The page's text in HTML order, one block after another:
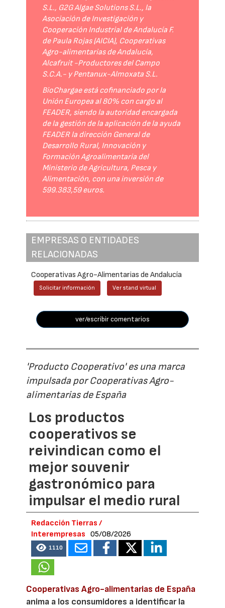
S.L., G2G Algae Solutions S.L., la
Asociación de Investigación y
Cooperación Industrial de Andalucía F.
de Paula Rojas (AICIA), Cooperativas
Agro-alimentarias de Andalucía,
Alcafruit -Productores del Campo
S.C.A.- y Pentanux-Almoxata S.L.
BioChargae está cofinanciado por la
Unión Europea al 80% con cargo al
FEADER, siendo la autoridad encargada
de la gestión de la aplicación de la ayuda
FEADER la dirección General de
Desarrollo Rural, Innovación y
Formación Agroalimentaria del
Ministerio de Agricultura, Pesca y
Alimentación, con una inversión de
599.383,59 euros.
EMPRESAS O ENTIDADES
RELACIONADAS
Cooperativas Agro-Alimentarias de Andalucía
Solicitar información Ver stand virtual
ver/escribir comentarios
'Producto Cooperativo' es una marca
impulsada por Cooperativas Agro-
alimentarias de España
Los productos
cooperativos se
reivindican como el
mejor souvenir
gastronómico para
impulsar el medio rural
Redacción Tierras /
Interempresas
05/08/2026
1110
Cooperativas Agro-alimentarias de España
anima a los consumidores a identificar la